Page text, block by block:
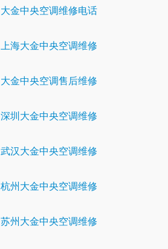
大金中央空调维修电话
上海大金中央空调维修
大金中央空调售后维修
深圳大金中央空调维修
武汉大金中央空调维修
杭州大金中央空调维修
苏州大金中央空调维修